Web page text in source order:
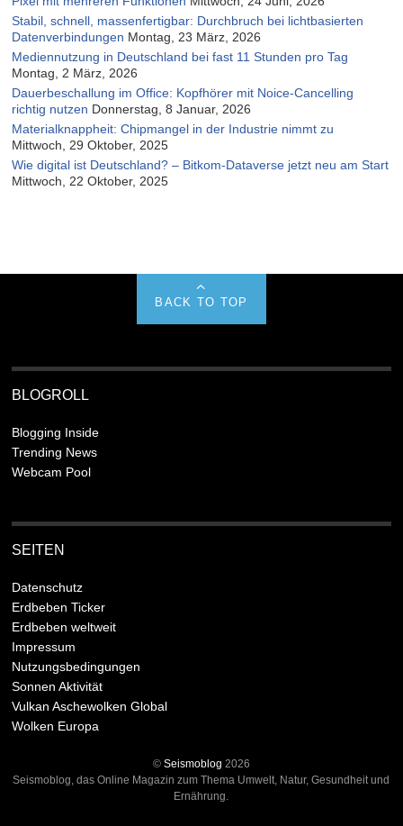
Stabil, schnell, massenfertigbar: Durchbruch bei lichtbasierten
Datenverbindungen Montag, 23 März, 2026
Mediennutzung in Deutschland bei fast 11 Stunden pro Tag
Montag, 2 März, 2026
Dauerbeschallung im Office: Kopfhörer mit Noice-Cancelling
richtig nutzen Donnerstag, 8 Januar, 2026
Materialknappheit: Chipmangel in der Industrie nimmt zu
Mittwoch, 29 Oktober, 2025
Wie digital ist Deutschland? – Bitkom-Dataverse jetzt neu am Start
Mittwoch, 22 Oktober, 2025
BACK TO TOP
BLOGROLL
Blogging Inside
Trending News
Webcam Pool
SEITEN
Datenschutz
Erdbeben Ticker
Erdbeben weltweit
Impressum
Nutzungsbedingungen
Sonnen Aktivität
Vulkan Aschewolken Global
Wolken Europa
© Seismoblog 2026
Seismoblog, das Online Magazin zum Thema Umwelt, Natur, Gesundheit und
Ernährung.